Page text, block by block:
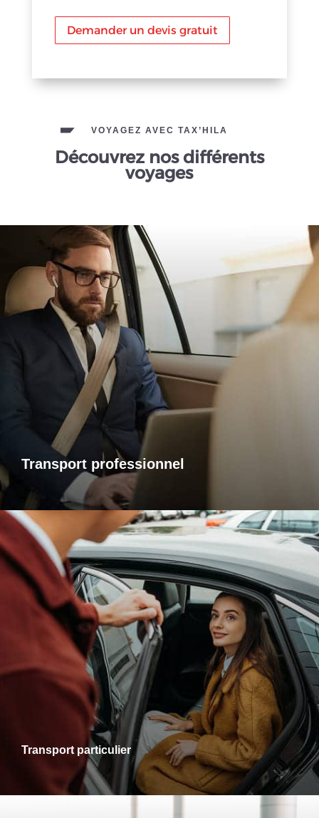
Demander un devis gratuit
VOYAGEZ AVEC TAX’HILA
Découvrez nos différents
voyages
Transport professionnel
Transports professionnels
Je vous propose un service de transport dédié aux
déplacements d’affaires, adapté à vos besoins et à vos
contraintes. Que ce soit pour un rendez-vous, une réunion
ou bien un évènement, profitez d’un service ponctuel, discret
et confortable.
Transport particulier
Transports particuliers
Que ce soit pour une sortie en ville, une visite chez des
proches ou un rendez-vous personnel, je vous accompagne
dans tous vos trajets avec fiabilité et confort. Profitez d’un
service adapté à vos besoins, alliant ponctualité et
disponibilité.